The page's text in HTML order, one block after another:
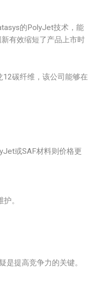
的PolyJet技术，能
有效缩短了产品上市时
碳纤维，该公司能够在
或SAF材料则价格更
。
提高竞争力的关键。